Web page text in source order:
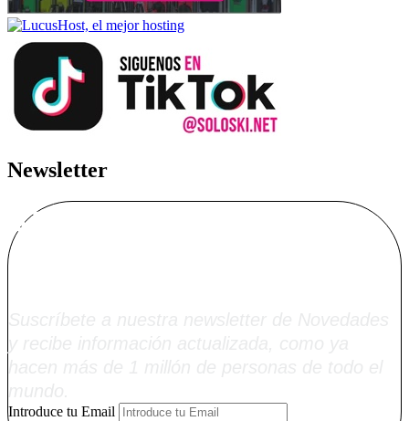
Newsletter
Alta Boletín
Introduce tu Email